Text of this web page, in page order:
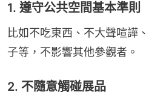
1. 遵守公共空間基本準則
比如不吃東西、不大聲喧譁
子等，不影響其他參觀者。
2. 不隨意觸碰展品